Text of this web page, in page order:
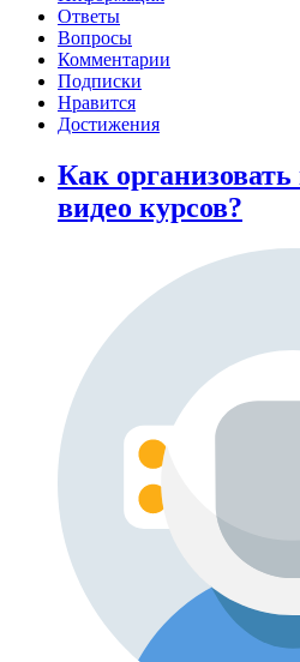
Ответы
Вопросы
Комментарии
Подписки
Нравится
Достижения
Как
видео курсов?